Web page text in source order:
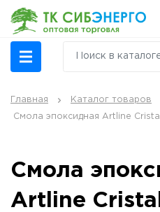
Главная Каталог товаров
Смола эпоксидная Artline Cristal
Смола
Artline Cristal